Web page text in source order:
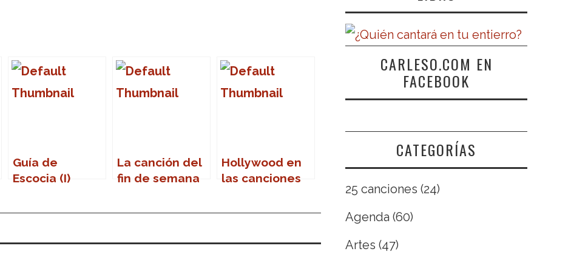
Guía de
Escocia (I)
La canción del
fin de semana
Hollywood en
las canciones
CARLESO.COM EN
FACEBOOK
CATEGORÍAS
25 canciones (24)
Agenda (60)
Artes (47)